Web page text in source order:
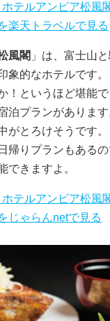
テルアンビア松風
楽天トラベルで見る
風閣 」は、富士山
象的なホテルです
！というほど堪能で
泊プランがありま
がとろけそうです
帰りプランもある
できますよ。
テルアンビア松風
じゃらんnetで見る